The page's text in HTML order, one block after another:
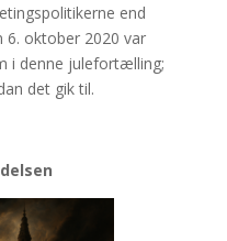
end
6. oktober 2020 var
i denne julefortælling;
det gik til.